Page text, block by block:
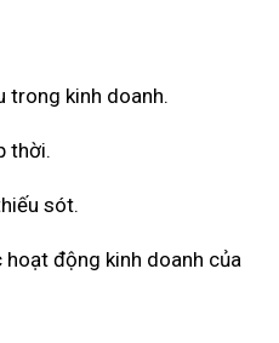
trong kinh doanh.
thời.
sót.
hoạt động kinh doanh của